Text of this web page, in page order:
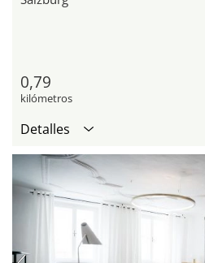
0,79
kilómetros
Detalles